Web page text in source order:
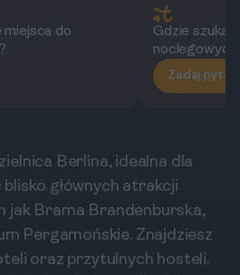
miejsca do
Gdzie
Zadaj
Berlina, idealna dla
głównych atrakcji
jak Brama Brandenburska,
Pergamońskie. Znajdziesz
oraz przytulnych hosteli.